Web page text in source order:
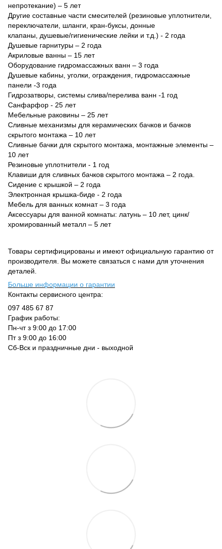
непротекание) – 5 лет
Другие составные части смесителей (резиновые уплотнители,
переключатели, шланги, кран-буксы, донные
клапаны, душевые/гигиенические лейки и т.д.) - 2 года
Душевые гарнитуры – 2 года
Акриловые ванны – 15 лет
Оборудование гидромассажных ванн – 3 года
Душевые кабины, уголки, ограждения, гидромассажные
панели -3 года
Гидрозатворы, системы слива/перелива ванн -1 год
Санфарфор - 25 лет
Мебельные раковины – 25 лет
Сливные механизмы для керамических бачков и бачков
скрытого монтажа – 10 лет
Сливные бачки для скрытого монтажа, монтажные элементы –
10 лет
Резиновые уплотнители - 1 год
Клавиши для сливных бачков скрытого монтажа – 2 года.
Сидение с крышкой – 2 года
Электронная крышка-биде - 2 года
Мебель для ванных комнат – 3 года
Аксессуары для ванной комнаты: латунь – 10 лет, цинк/
хромированный металл – 5 лет
Товары сертифицированы и имеют официальную гарантию от
производителя. Вы можете связаться с нами для уточнения
деталей.
Больше информации о гарантии
Контакты сервисного центра:
097 485 67 87
График работы:
Пн-чт з 9:00 до 17:00
Пт з 9:00 до 16:00
Сб-Вск и праздничные дни - выходной